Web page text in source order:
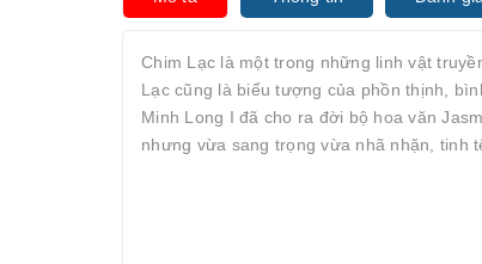
Chim Lạc là một trong những linh vật
Lạc cũng là biểu tượng của phồn thịnh,
Minh Long I đã cho ra đời bộ hoa văn
nhưng vừa sang trọng vừa nhã nhặn, tinh